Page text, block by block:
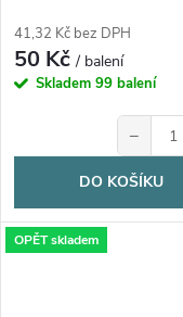
41,32 Kč bez DPH
50 Kč/ balení
Skladem 99 balení
−
DO KOŠÍKU
OPĚT skladem